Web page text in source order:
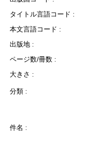
タイトル言語コード
本文言語コード
出版地
ページ数/冊数
大きさ
分類
件名